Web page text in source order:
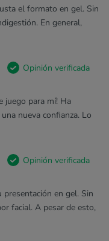
el formato en gel. Sin
En general,
Opinión verificada
juego para mí! Ha
nueva confianza. Lo
Opinión verificada
en gel. Sin
facial. A pesar de esto,